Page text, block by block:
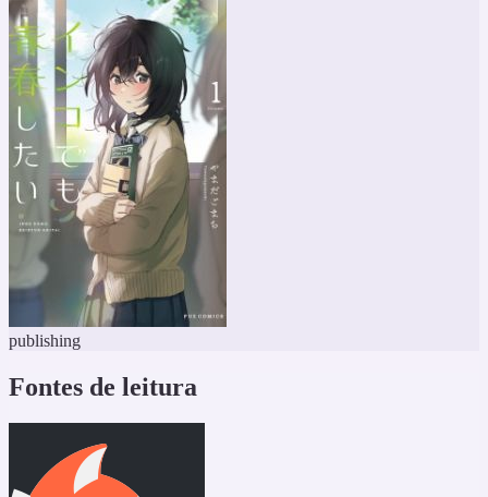
publishing
Fontes de leitura